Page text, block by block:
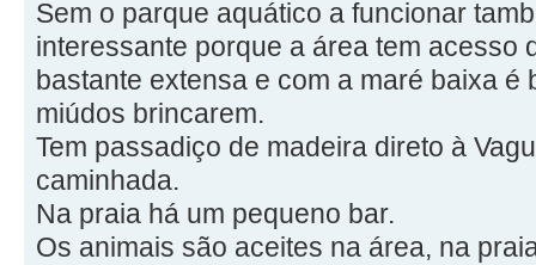
Sem o parque aquático a funcionar
interessante porque a área tem acesso
bastante extensa e com a maré baixa é
miúdos brincarem.
Tem passadiço de madeira direto à
caminhada.
Na praia há um pequeno bar.
Os animais são aceites na área, na